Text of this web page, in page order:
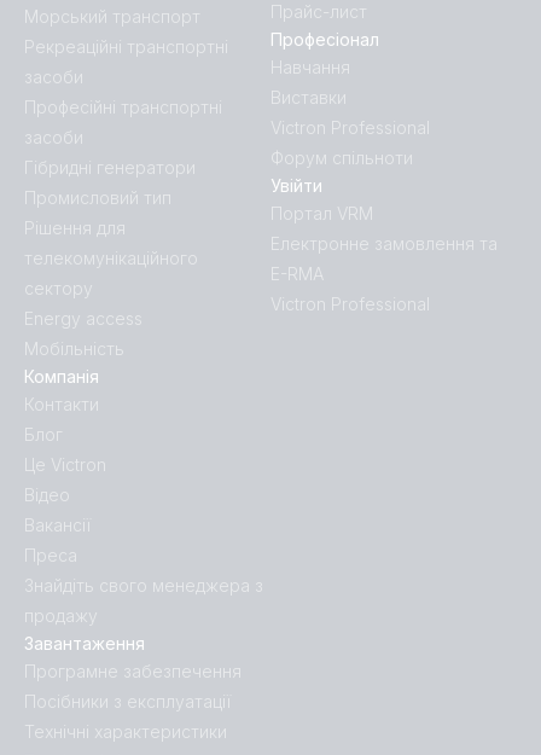
Завантаження
Програмне забезпечення
Посібники з експлуатації
Технічні характеристики
Морський транспорт
Рекреаційні транспортні
засоби
Професійні транспортні
засоби
Гібридні генератори
Промисловий тип
Рішення для
телекомунікаційного
сектору
Energy access
Мобільність
Компанія
Контакти
Блог
Це Victron
Відео
Вакансії
Преса
Знайдіть свого менеджера з
продажу
Прайс-лист
Професіонал
Навчання
Виставки
Victron Professional
Форум спільноти
Увійти
Портал VRM
Електронне замовлення та
E-RMA
Victron Professional